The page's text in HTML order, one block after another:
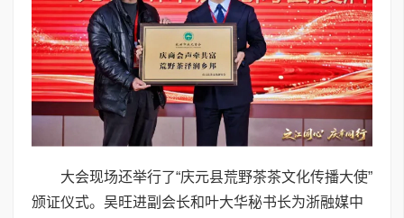
大会现场还举行了“庆元县荒野茶茶文化传播大使”
颁证仪式。吴旺进副会长和叶大华秘书长为浙融媒中